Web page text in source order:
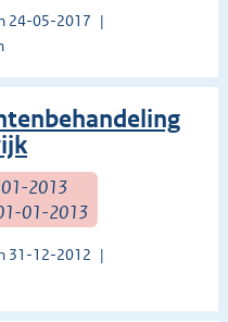
24-05-2017
01-2013
01-2013
31-12-2012